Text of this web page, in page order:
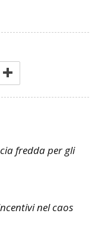
fredda per gli
nel caos